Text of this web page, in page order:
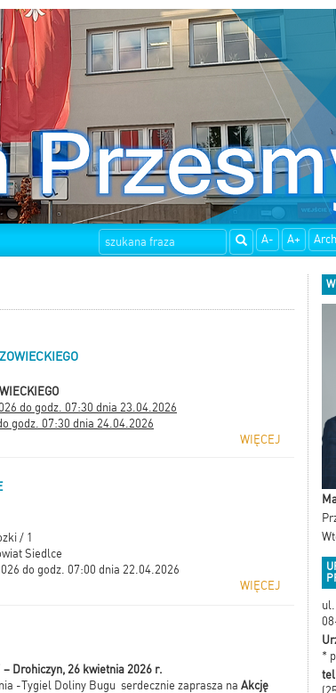
A- A+
do godz. 07:30 dnia 23.04.2026
godz. 07:30 dnia 24.04.2026
WIĘCEJ
/ 1
Siedlce
do godz. 07:00 dnia 22.04.2026
WIĘCEJ
– Drohiczyn, 26 kwietnia 2026 r.
-Tygiel Doliny Bugu serdecznie zaprasza na Akcję
*